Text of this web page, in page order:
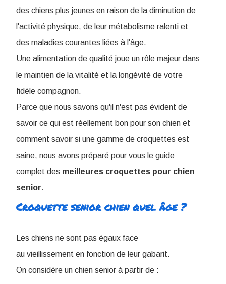
des chiens plus jeunes en raison de la diminution de
l'activité physique, de leur métabolisme ralenti et
des maladies courantes liées à l'âge.
Une alimentation de qualité joue un rôle majeur dans
le maintien de la vitalité et la longévité de votre
fidèle compagnon.
Parce que nous savons qu'il n'est pas évident de
savoir ce qui est réellement bon pour son chien et
comment savoir si une gamme de croquettes est
saine, nous avons préparé pour vous le guide
complet des meilleures croquettes pour chien
senior.
Croquette senior chien quel âge ?
Les chiens ne sont pas égaux face
au vieillissement en fonction de leur gabarit.
On considère un chien senior à partir de :